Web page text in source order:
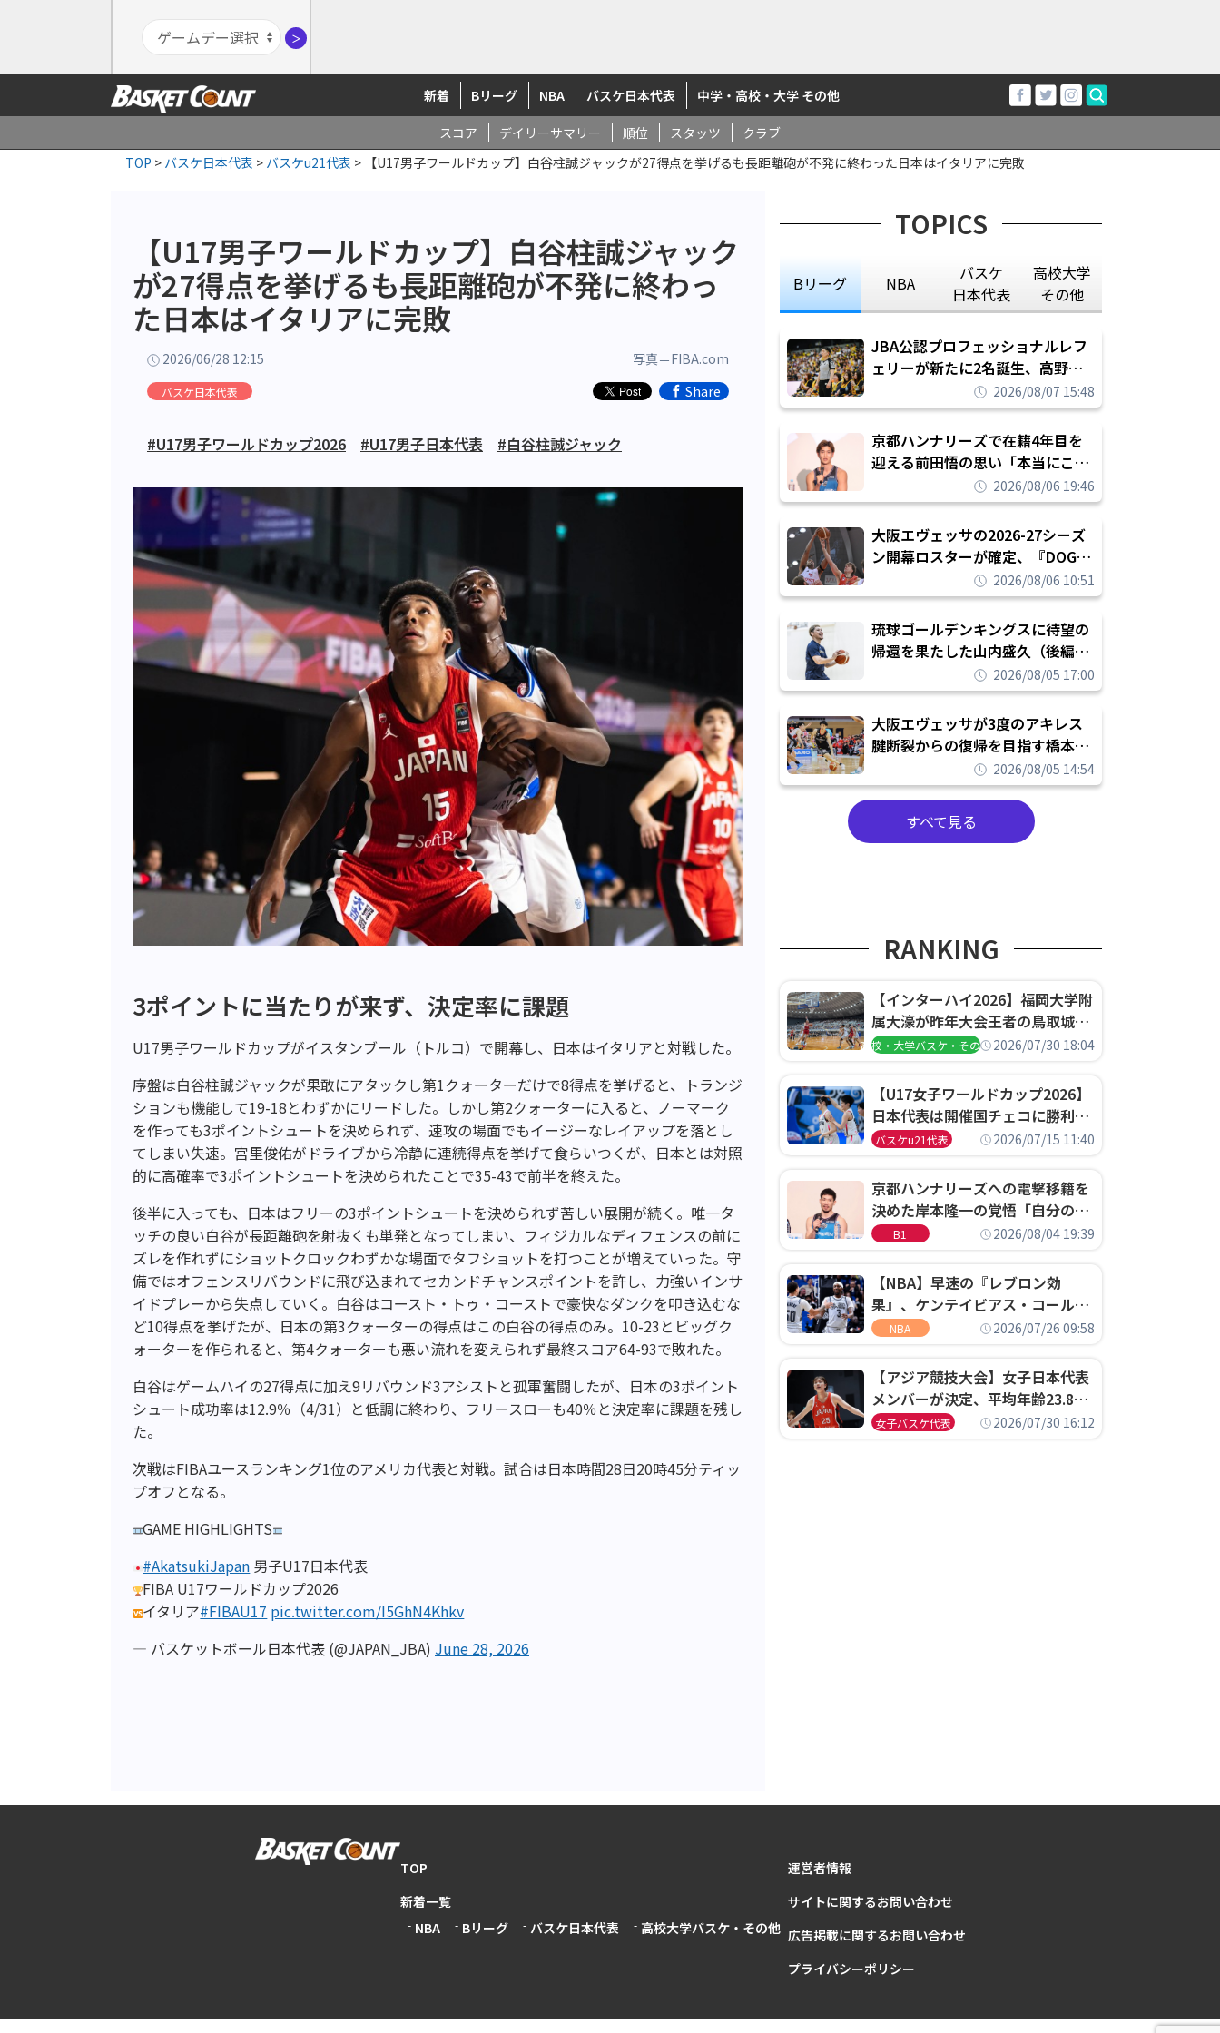
＞
新着 Bリーグ NBA バスケ日本代表 中学・高校・大学 その他
スコア デイリーサマリー 順位 スタッツ
クラブ
TOP > バスケ日本代表 > バスケu21代表 > 【U17男子ワールドカップ】白谷柱誠ジャックが27得点を挙げるも長距離砲が不発に終わった日本はイタリアに完敗
【U17男子ワールドカップ】白谷柱誠ジャック
が27得点を挙げるも長距離砲が不発に終わっ
た日本はイタリアに完敗
2026/06/28 12:15 写真＝FIBA.com
バスケ日本代表 Share
#U17男子ワールドカップ2026 #U17男子日本代表 #白谷柱誠ジャック
3ポイントに当たりが来ず、決定率に課題
U17男子ワールドカップがイスタンブール（トルコ）で開幕し、日本はイタリアと対戦した。
序盤は白谷柱誠ジャックが果敢にアタックし第1クォーターだけで8得点を挙げると、トランジ
ションも機能して19-18とわずかにリードした。しかし第2クォーターに入ると、ノーマーク
を作っても3ポイントシュートを決められず、速攻の場面でもイージーなレイアップを落とし
てしまい失速。宮里俊佑がドライブから冷静に連続得点を挙げて食らいつくが、日本とは対照
的に高確率で3ポイントシュートを決められたことで35-43で前半を終えた。
後半に入っても、日本はフリーの3ポイントシュートを決められず苦しい展開が続く。唯一タ
ッチの良い白谷が長距離砲を射抜くも単発となってしまい、フィジカルなディフェンスの前に
ズレを作れずにショットクロックわずかな場面でタフショットを打つことが増えていった。守
備ではオフェンスリバウンドに飛び込まれてセカンドチャンスポイントを許し、力強いインサ
イドプレーから失点していく。白谷はコースト・トゥ・コーストで豪快なダンクを叩き込むな
ど10得点を挙げたが、日本の第3クォーターの得点はこの白谷の得点のみ。10-23とビッグク
ォーターを作られると、第4クォーターも悪い流れを変えられず最終スコア64-93で敗れた。
白谷はゲームハイの27得点に加え9リバウンド3アシストと孤軍奮闘したが、日本の3ポイント
シュート成功率は12.9％（4/31）と低調に終わり、フリースローも40％と決定率に課題を残し
た。
次戦はFIBAユースランキング1位のアメリカ代表と対戦。試合は日本時間28日20時45分ティッ
プオフとなる。
GAME HIGHLIGHTS
#AkatsukiJapan 男子U17日本代表
FIBA U17ワールドカップ2026
イタリア#FIBAU17 pic.twitter.com/I5GhN4Khkv
— バスケットボール日本代表 (@JAPAN_JBA) June 28, 2026
TOPICS
Bリーグ NBA
バスケ
日本代表
高校大学
その他
JBA公認プロフェッショナルレフ
ェリーが新たに2名誕生、高野晃
平は16年間続けた会社員生活に別
れを告げてプロ転向を決断
2026/08/07 15:48
京都ハンナリーズで在籍4年目を
迎える前田悟の思い「本当にこの
チームで勝ちたい、負けたまま舐
められたまま終わりたくない」
2026/08/06 19:46
大阪エヴェッサの2026-27シーズ
ン開幕ロスターが確定、『DOG
FIGHT』のチームカルチャーを推
し進めて結果を求めるシーズンへ
2026/08/06 10:51
琉球ゴールデンキングスに待望の
帰還を果たした山内盛久（後編）
「1人のウチナーンチュとしてみ
んなが誇りに思えるチームにして
いく」
2026/08/05 17:00
大阪エヴェッサが3度のアキレス
腱断裂からの復帰を目指す橋本拓
哉と契約を締結「もう一度コート
に立ちたい」
2026/08/05 14:54
すべて見る
RANKING
【インターハイ2026】福岡大学附
属大濠が昨年大会王者の鳥取城北
を撃破、大阪薫英女学院は岐阜女
高校・大学バスケ・その他2026/07/30 18:04
【U17女子ワールドカップ2026】
日本代表は開催国チェコに勝利し
て予選グループ3連勝で首位通
決定
バスケu21代表 2026/07/15 11:40
京都ハンナリーズへの電撃移籍を
決めた岸本隆一の覚悟「自分のエ
ゴというちっぽけなことのため
B1 2026/08/04 19:39
【NBA】早速の『レブロン効
果』、ケンテイビアス・コールド
ウェル・ポープがセブンティシク
NBA 2026/07/26 09:58
【アジア競技大会】女子日本代表
メンバーが決定、平均年齢23.8歳
のフレッシュなメンバーが日本開
女子バスケ代表 2026/07/30 16:12
TOP
新着一覧
NBA
Bリーグ バスケ日本代表 高校大学バスケ・その他
運営者情報
サイトに関するお問い合わせ
広告掲載に関するお問い合わせ
プライバシーポリシー